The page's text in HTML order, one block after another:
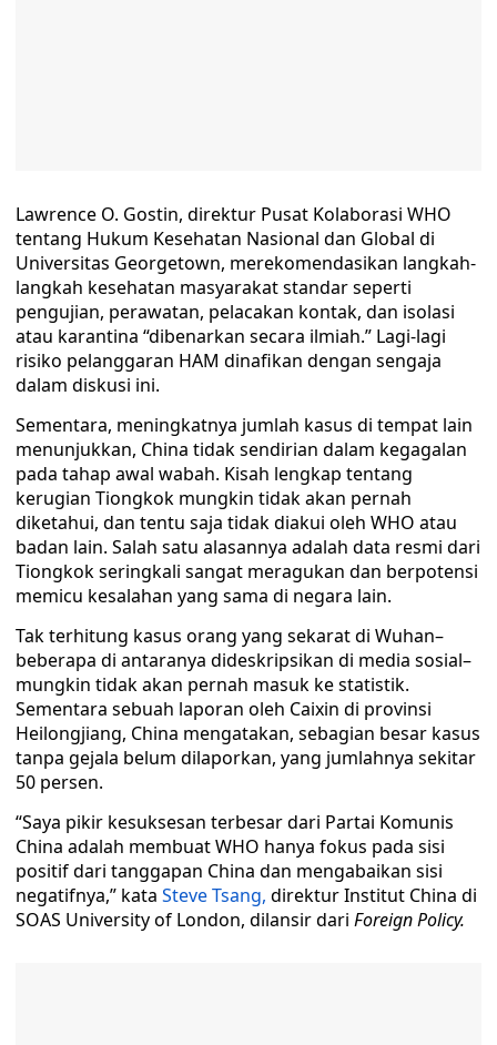
Lawrence O. Gostin, direktur Pusat Kolaborasi WHO
tentang Hukum Kesehatan Nasional dan Global di
Universitas Georgetown, merekomendasikan langkah-
langkah kesehatan masyarakat standar seperti
pengujian, perawatan, pelacakan kontak, dan isolasi
atau karantina “dibenarkan secara ilmiah.” Lagi-lagi
risiko pelanggaran HAM dinafikan dengan sengaja
dalam diskusi ini.
Sementara, meningkatnya jumlah kasus di tempat lain
menunjukkan, China tidak sendirian dalam kegagalan
pada tahap awal wabah. Kisah lengkap tentang
kerugian Tiongkok mungkin tidak akan pernah
diketahui, dan tentu saja tidak diakui oleh WHO atau
badan lain. Salah satu alasannya adalah data resmi dari
Tiongkok seringkali sangat meragukan dan berpotensi
memicu kesalahan yang sama di negara lain.
Tak terhitung kasus orang yang sekarat di Wuhan–
beberapa di antaranya dideskripsikan di media sosial–
mungkin tidak akan pernah masuk ke statistik.
Sementara sebuah laporan oleh Caixin di provinsi
Heilongjiang, China mengatakan, sebagian besar kasus
tanpa gejala belum dilaporkan, yang jumlahnya sekitar
50 persen.
“Saya pikir kesuksesan terbesar dari Partai Komunis
China adalah membuat WHO hanya fokus pada sisi
positif dari tanggapan China dan mengabaikan sisi
negatifnya,” kata Steve Tsang, direktur Institut China di
SOAS University of London, dilansir dari Foreign Policy.